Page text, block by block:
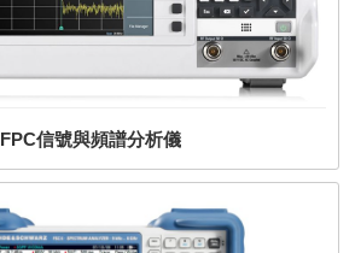
FPC信號與頻譜分析儀